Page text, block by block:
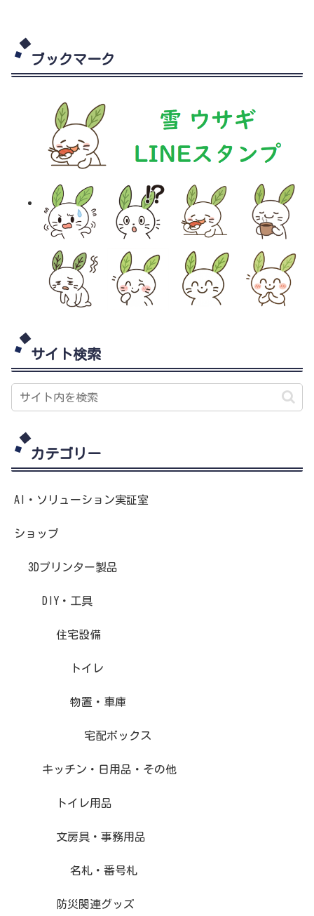
ブックマーク
サイト検索
カテゴリー
AI・ソリューション実証室
ショップ
3Dプリンター製品
DIY・工具
住宅設備
トイレ
物置・車庫
宅配ボックス
キッチン・日用品・その他
トイレ用品
文房具・事務用品
名札・番号札
防災関連グッズ